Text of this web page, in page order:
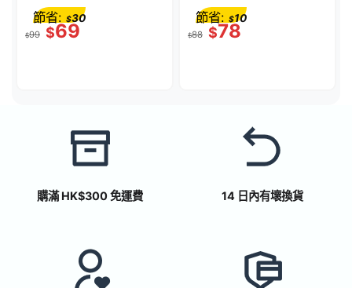
晶 (黑&黃)
$99 $69
節省: $30
米 黑色 (CAB004BT1MBK)
$88 $78
節省: $10
購滿 HK$300 免運費 14 日內有壞換貨